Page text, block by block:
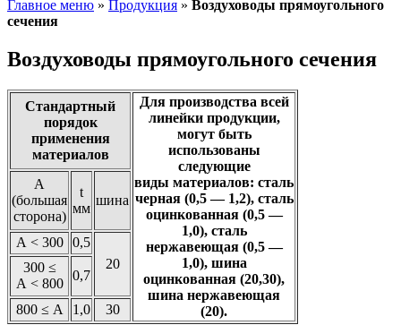
Главное меню » Продукция » Воздуховоды прямоугольного
сечения
Воздуховоды прямоугольного сечения
Стандартный
порядок
применения
материалов
Для производства всей
линейки продукции,
могут быть
использованы
следующие
виды материалов: сталь
черная (0,5 — 1,2), сталь
оцинкованная (0,5 —
1,0), сталь
нержавеющая (0,5 —
1,0), шина
оцинкованная (20,30),
шина нержавеющая
(20).
А
(большая
сторона)
t
мм
шина
А < 300
0,5
20
300 ≤
А < 800
0,7
800 ≤ А 1,0
30